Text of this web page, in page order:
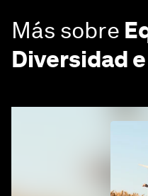
Más sobre
Diversidad